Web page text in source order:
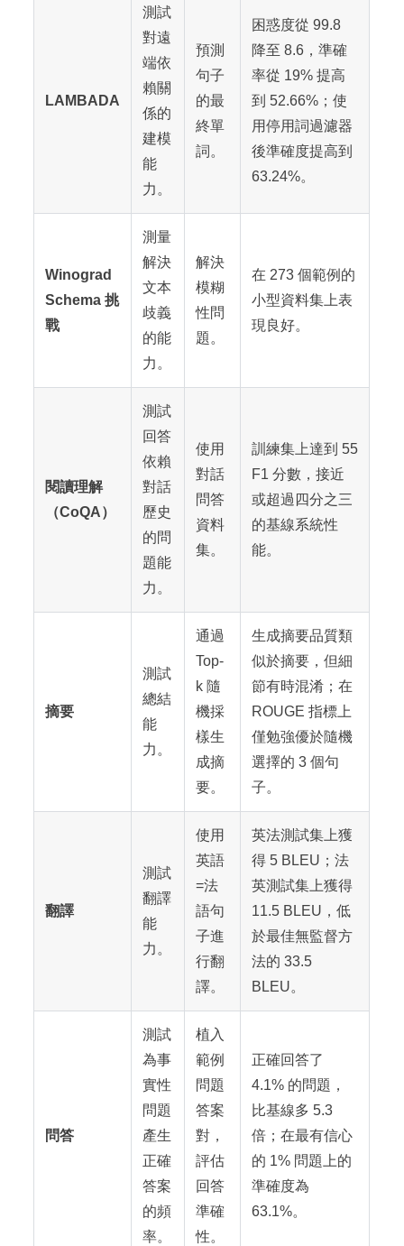
LAMBADA
測試
對遠
端依
賴關
係的
建模
能
力。
預測
句子
的最
終單
詞。
困惑度從 99.8
降至 8.6，準確
率從 19% 提高
到 52.66%；使
用停用詞過濾器
後準確度提高到
63.24%。
Winograd
Schema 挑
戰
測量
解決
文本
歧義
的能
力。
解決
模糊
性問
題。
在 273 個範例的
小型資料集上表
現良好。
閱讀理解
（CoQA）
測試
回答
依賴
對話
歷史
的問
題能
力。
使用
對話
問答
資料
集。
訓練集上達到 55
F1 分數，接近
或超過四分之三
的基線系統性
能。
摘要
測試
總結
能
力。
通過
Top-
k 隨
機採
樣生
成摘
要。
生成摘要品質類
似於摘要，但細
節有時混淆；在
ROUGE 指標上
僅勉強優於隨機
選擇的 3 個句
子。
翻譯
測試
翻譯
能
力。
使用
英語
=法
語句
子進
行翻
譯。
英法測試集上獲
得 5 BLEU；法
英測試集上獲得
11.5 BLEU，低
於最佳無監督方
法的 33.5
BLEU。
問答
測試
為事
實性
問題
產生
正確
答案
的頻
率。
植入
範例
問題
答案
對，
評估
回答
準確
性。
正確回答了
4.1% 的問題，
比基線多 5.3
倍；在最有信心
的 1% 問題上的
準確度為
63.1%。